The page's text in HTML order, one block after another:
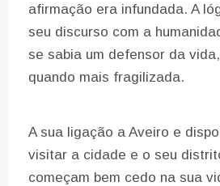
afirmação era infundada. A
seu discurso com a
se sabia um defensor da
quando mais fragilizada.
A sua ligação a Aveiro e
visitar a cidade e o seu
começam bem cedo na sua